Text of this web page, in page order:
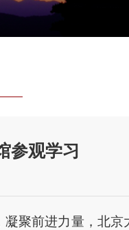
参观学习
聚前进力量，北京